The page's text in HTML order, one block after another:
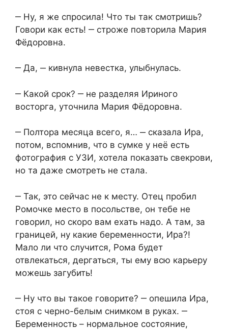
‒ Ну, я же спросила! Что ты так смотришь?
Говори как есть! ‒ строже повторила Мария
Фёдоровна.
‒ Да, ‒ кивнула невестка, улыбнулась.
‒ Какой срок? ‒ не разделяя Ириного
восторга, уточнила Мария Фёдоровна.
‒ Полтора месяца всего, я… ‒ сказала Ира,
потом, вспомнив, что в сумке у неё есть
фотография с УЗИ, хотела показать свекрови,
но та даже смотреть не стала.
‒ Так, это сейчас не к месту. Отец пробил
Ромочке место в посольстве, он тебе не
говорил, но скоро вам ехать надо. А там, за
границей, ну какие беременности, Ира?!
Мало ли что случится, Рома будет
отвлекаться, дергаться, ты ему всю карьеру
можешь загубить!
‒ Ну что вы такое говорите? ‒ опешила Ира,
стоя с черно-белым снимком в руках. ‒
Беременность – нормальное состояние,